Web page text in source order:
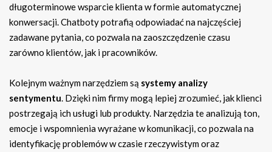
długoterminowe wsparcie klienta w formie automatycznej
konwersacji. Chatboty potrafią odpowiadać na najczęściej
zadawane pytania, co pozwala na zaoszczędzenie czasu
zarówno klientów, jak i pracowników.
Kolejnym ważnym narzędziem są systemy analizy
sentymentu. Dzięki nim firmy mogą lepiej zrozumieć, jak klienci
postrzegają ich usługi lub produkty. Narzędzia te analizują ton,
emocje i wspomnienia wyrażane w komunikacji, co pozwala na
identyfikację problemów w czasie rzeczywistym oraz